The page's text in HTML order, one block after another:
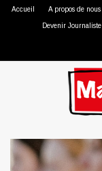
Accueil A propos de nous
Devenir Journaliste